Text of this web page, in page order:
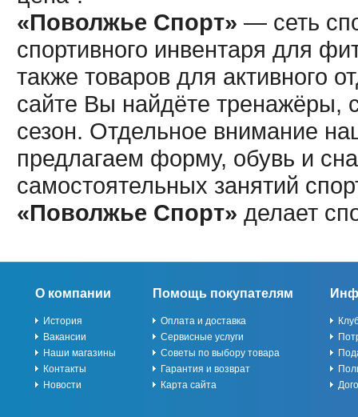
«Поволжье Спорт» — сеть
спортивного инвентаря для
также товаров для активного
сайте Вы найдёте тренажёры,
сезон. Отдельное внимание
предлагаем форму, обувь и
самостоятельных занятий
«Поволжье Спорт» делает
О компании
История
Вакансии
Наши магазины
Контакты
Новости
Помощь покупателям
Оплата и доставка
Сервисные услуги
Советы по выбору товара
Гарантия и возврат
Карта сайта